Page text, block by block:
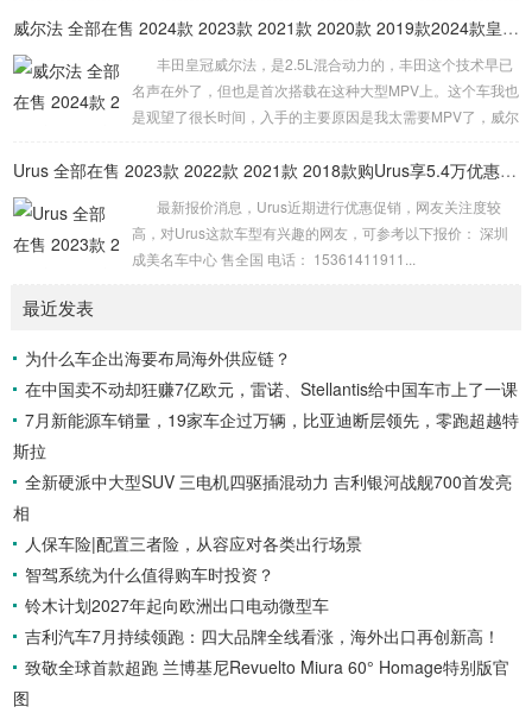
威尔法 全部在售 2024款 2023款 2021款 2020款 2019款2024款皇冠威尔法全新上市售价多少钱
丰田皇冠威尔法，是2.5L混合动力的，丰田这个技术早已
名声在外了，但也是首次搭载在这种大型MPV上。这个车我也
是观望了很长时间，入手的主要原因是我太需要MPV了，威尔
赖的，我开了这么长时间了，实际上，买MPV追求的就是威尔Urus 全部在售 2023款 2022款 2021款 2018款购Urus享5.4万优惠 欢迎到店试驾
最新报价消息，Urus近期进行优惠促销，网友关注度较
高，对Urus这款车型有兴趣的网友，可参考以下报价： 深圳
成美名车中心 售全国 电话： 15361411911...
最近发表
为什么车企出海要布局海外供应链？
在中国卖不动却狂赚7亿欧元，雷诺、Stellantis给中国车市上了一课
7月新能源车销量，19家车企过万辆，比亚迪断层领先，零跑超越特
斯拉
全新硬派中大型SUV 三电机四驱插混动力 吉利银河战舰700首发亮
相
人保车险|配置三者险，从容应对各类出行场景
智驾系统为什么值得购车时投资？
铃木计划2027年起向欧洲出口电动微型车
吉利汽车7月持续领跑：四大品牌全线看涨，海外出口再创新高！
致敬全球首款超跑 兰博基尼Revuelto Miura 60° Homage特别版官
图